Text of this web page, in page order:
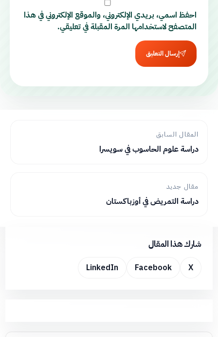
احفظ اسمي، بريدي الإلكتروني، والموقع الإلكتروني في هذا
المتصفح لاستخدامها المرة المقبلة في تعليقي.
إرسال التعليق
المقال السابق
دراسة علوم الحاسوب في سويسرا
مقال جديد
دراسة التمريض في أوزباكستان
شارك هذا المقال
X
Facebook
LinkedIn